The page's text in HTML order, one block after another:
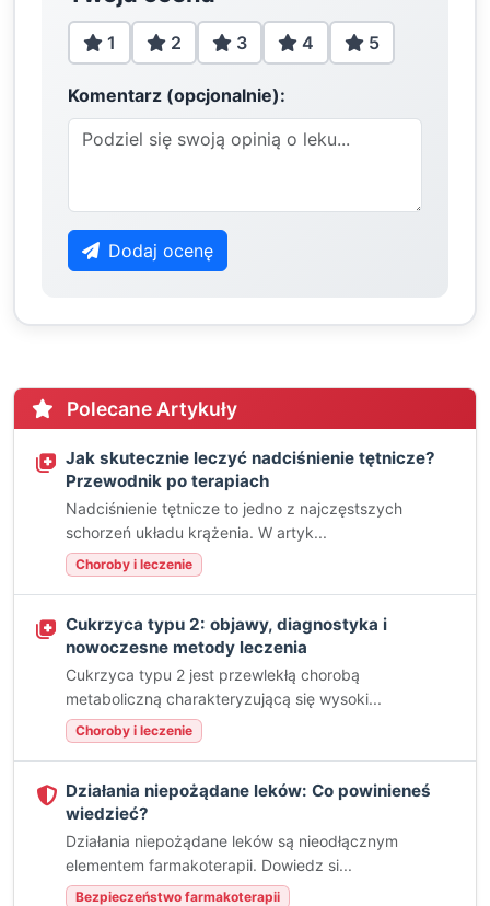
1 2 3 4 5
Komentarz (opcjonalnie):
Dodaj ocenę
Polecane Artykuły
Jak skutecznie leczyć nadciśnienie tętnicze?
Przewodnik po terapiach
Nadciśnienie tętnicze to jedno z najczęstszych
schorzeń układu krążenia. W artyk...
Choroby i leczenie
Cukrzyca typu 2: objawy, diagnostyka i
nowoczesne metody leczenia
Cukrzyca typu 2 jest przewlekłą chorobą
metaboliczną charakteryzującą się wysoki...
Choroby i leczenie
Działania niepożądane leków: Co powinieneś
wiedzieć?
Działania niepożądane leków są nieodłącznym
elementem farmakoterapii. Dowiedz si...
Bezpieczeństwo farmakoterapii